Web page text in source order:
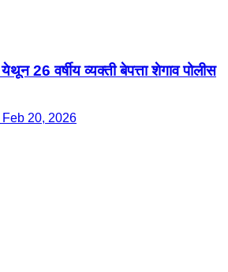
26 वर्षीय व्यक्ती बेपत्ता शेगाव पोलीस
20, 2026